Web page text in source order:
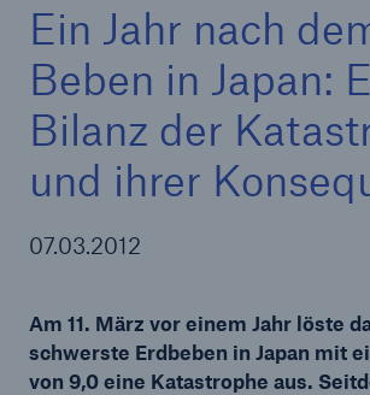
Ein Jahr nach
Beben in Japan:
Bilanz der
und ihrer
07.03.2012
Am 11. März vor einem Jahr löste
schwerste Erdbeben in Japan mit
von 9,0 eine Katastrophe aus.
Tech Trend Radar 2026
Our expert perspective for